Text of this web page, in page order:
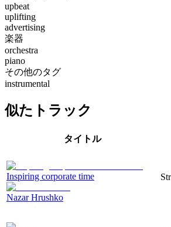
upbeat
uplifting
advertising
楽器
orchestra
piano
その他のタグ
instrumental
似たトラック
タイトル
Inspiring corporate time
Nazar Hrushko